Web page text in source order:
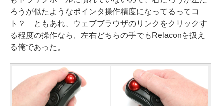
ろうが似たようなポインタ操作精度になってるってコ
ト？ ともあれ、ウェブブラウザのリンクをクリックす
る程度の操作なら、左右どちらの手でもRelaconを扱え
る俺であった。